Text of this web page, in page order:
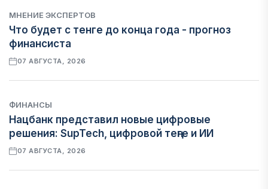
МНЕНИЕ ЭКСПЕРТОВ
Что будет с тенге до конца года - прогноз
финансиста
07 АВГУСТА, 2026
ФИНАНСЫ
Нацбанк представил новые цифровые
решения: SupTech, цифровой теңге и ИИ
07 АВГУСТА, 2026